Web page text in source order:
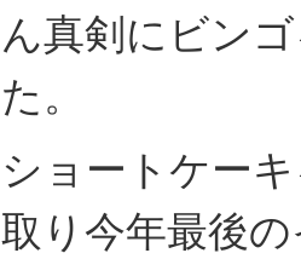
ん真剣にビン
た。
ショートケー
取り今年最後